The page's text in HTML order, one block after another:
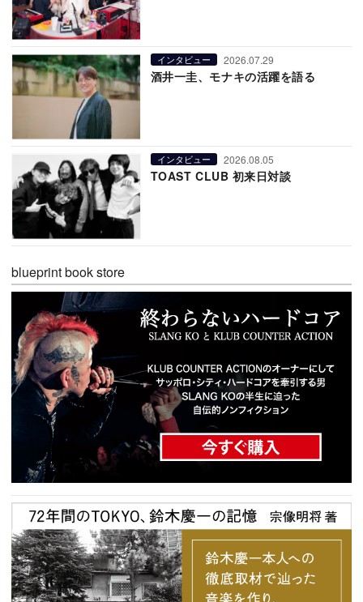
インタビュー 2026.07.29
酒井一圭、モナキの活躍を語る
インタビュー 2026.08.05
TOAST CLUB 初来日対談
blueprint book store